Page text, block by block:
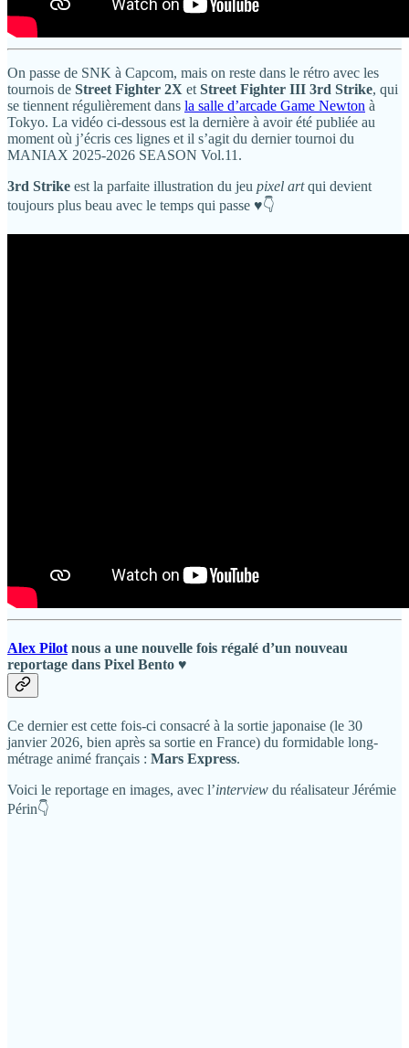
On passe de SNK à Capcom, mais on reste dans le rétro avec les
tournois de Street Fighter 2X et Street Fighter III 3rd Strike, qui
se tiennent régulièrement dans la salle d’arcade Game Newton à
Tokyo. La vidéo ci-dessous est la dernière à avoir été publiée au
moment où j’écris ces lignes et il s’agit du dernier tournoi du
MANIAX 2025-2026 SEASON Vol.11.
3rd Strike est la parfaite illustration du jeu pixel artqui devient
toujours plus beau avec le temps qui passe ♥️👇
Alex Pilot nous a une nouvelle fois régalé d’un nouveau
reportage dans Pixel Bento ♥️
Ce dernier est cette fois-ci consacré à la sortie japonaise (le 30
janvier 2026, bien après sa sortie en France) du formidable long-
métrage animé français : Mars Express.
Voici le reportage en images, avec l’interview du réalisateur Jérémie
Périn👇